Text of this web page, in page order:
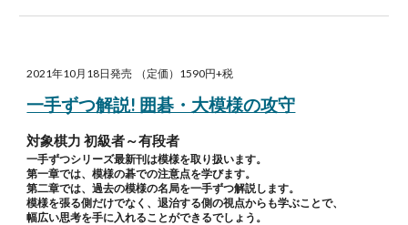
2021年10月 18日発売 （定価）1590円+税
一手ずつ解説! 囲碁・大模様の攻守
対象棋力 初級者～有段者
一手ずつシリーズ最新刊は模様を取り扱います。
第一章では、模様の碁での注意点を学びます。
第二章では、過去の模様の名局を一手ずつ解説します。
模様を張る側だけでなく、退治する側の視点からも学ぶことで、
幅広い思考を手に入れることができるでしょう。